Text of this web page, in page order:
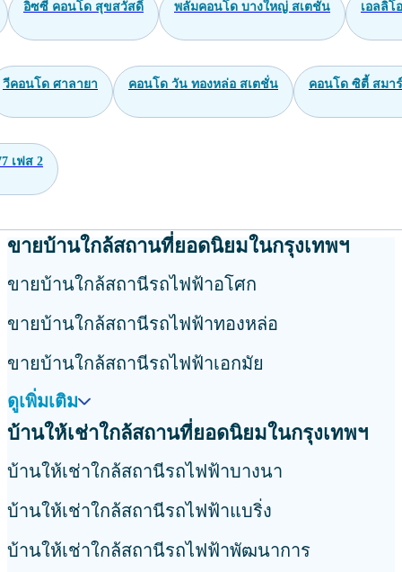
อิซซี่ คอนโด สุขสวัสดิ์ พลัมคอนโด บางใหญ่ สเตชั่น เอลลิโ
วีคอนโด ศาลายา คอนโด วัน ทองหล่อ สเตชั่น คอนโด ซิตี้ สมา
เฟส 2
ขายบ้านใกล้สถานที่ยอดนิยมในกรุงเทพฯ
ขายบ้านใกล้สถานีรถไฟฟ้าอโศก
ขายบ้านใกล้สถานีรถไฟฟ้าทองหล่อ
ขายบ้านใกล้สถานีรถไฟฟ้าเอกมัย
ดูเพิ่มเติม
บ้านให้เช่าใกล้สถานที่ยอดนิยมในกรุงเทพฯ
บ้านให้เช่าใกล้สถานีรถไฟฟ้าบางนา
บ้านให้เช่าใกล้สถานีรถไฟฟ้าแบริ่ง
บ้านให้เช่าใกล้สถานีรถไฟฟ้าพัฒนาการ